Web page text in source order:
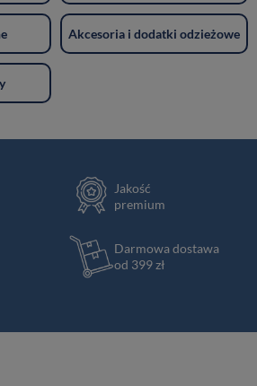
Akcesoria i dodatki odzieżowe
Jakość
premium
Darmowa dostawa
od 399 zł